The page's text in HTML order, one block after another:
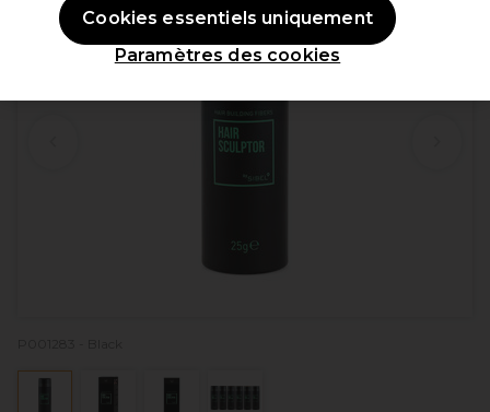
Paramètres des cookies
Cookies essentiels uniquement